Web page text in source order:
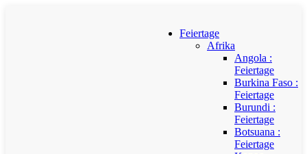
Feiertage
Afrika
Angola :
Feiertage
Burkina Faso :
Feiertage
Burundi :
Feiertage
Botsuana :
Feiertage